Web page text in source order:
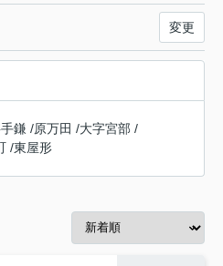
変更
鎌 /原万田 /大字宮部 /
/東屋形